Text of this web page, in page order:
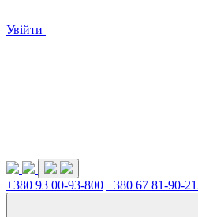
Увійти
+380 93 00-93-800 +380 67 81-90-